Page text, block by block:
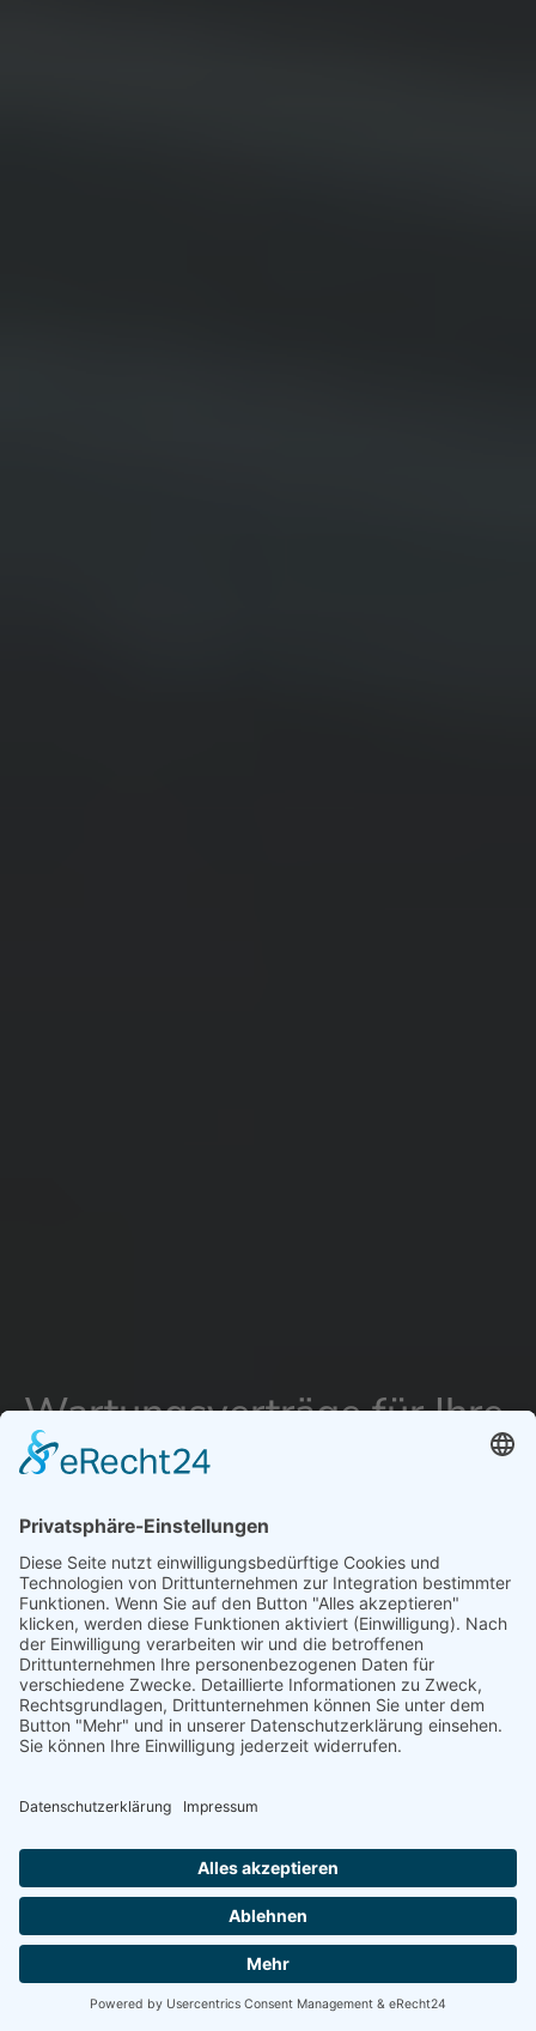
Wartungsverträge für Ihre
Photovoltaik Anlage in
Wels -Energetische
Sanierung Bayern
Vom Basisschutz bis hin zur Live-
Überwachung
Willkommen bei Energetische Sanierung Bayern!
Schützen und optimieren Sie Ihre Photovoltaikanlage
mit unseren maßgeschneiderten Wartungsverträgen.
Wir bieten Ihnen drei unterschiedliche Wartungspakete,
der grundlegenden Sicherheit bis hin zur umfassenden
100% kostenloses Erstgespräch